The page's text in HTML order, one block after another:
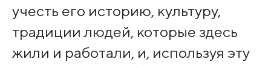
учесть его историю, культуру,
традиции людей, которые здесь
жили и работали, и, используя эту